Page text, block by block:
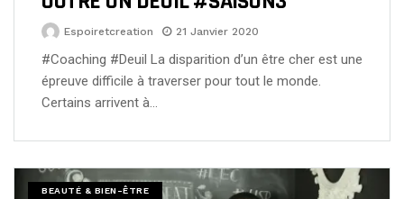
Espoiretcreation 21 Janvier 2020
#Coaching #Deuil La disparition d’un être cher est une
épreuve difficile à traverser pour tout le monde.
Certains arrivent à…
BEAUTÉ & BIEN-ÊTRE